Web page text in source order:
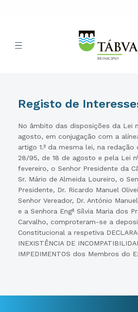
Registo de
No âmbito das disposições da Lei
agosto, em conjugação com a
artigo 1.º da mesma lei, na redação
28/95, de 18 de agosto e pela Lei
fevereiro, o Senhor Presidente da
Sr. Mário de Almeida Loureiro, o
Presidente, Dr. Ricardo Manuel
Senhor Vereador, Dr. António
e a Senhora Engª Sílvia Maria dos
Carvalho, comproteram-se a
Constitucional a respetiva
INEXISTÊNCIA DE
IMPEDIMENTOS dos Membros do